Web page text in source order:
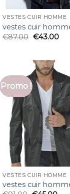
VESTES CUIR HOMME
vestes cuir
€87.00 €43.00
Promo !
VESTES CUIR HOMME
vestes cuir